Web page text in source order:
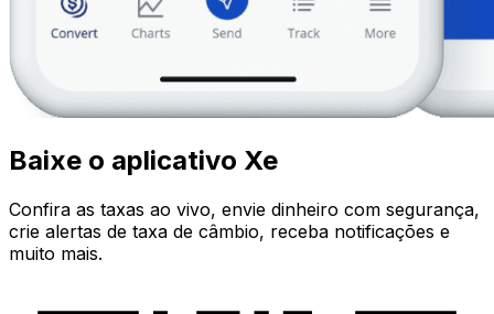
Baixe o aplicativo Xe
Confira as taxas ao vivo, envie dinheiro com segurança,
crie alertas de taxa de câmbio, receba notificações e
muito mais.